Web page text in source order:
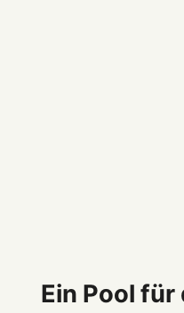
Ein Pool